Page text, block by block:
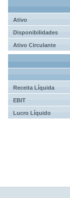
Ativo
Disponibilidades
Ativo Circulante
Receita Líquida
EBIT
Lucro Líquido